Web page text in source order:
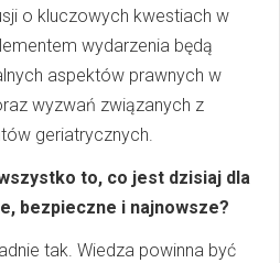
o kluczowych kwestiach w
wydarzenia będą
aspektów prawnych w
wyzwań związanych z
geriatrycznych.
to, co jest dzisiaj dla
bezpieczne i najnowsze?
tak. Wiedza powinna być